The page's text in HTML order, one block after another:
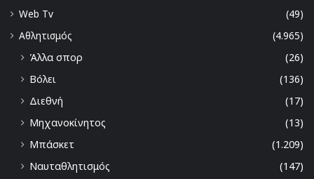
Web Tv
(49)
Αθλητισμός
(4.965)
Άλλα σπορ
(26)
Βόλει
(136)
Διεθνή
(17)
Μηχανοκίνητος
(13)
Μπάσκετ
(1.209)
Ναυταθλητισμός
(147)